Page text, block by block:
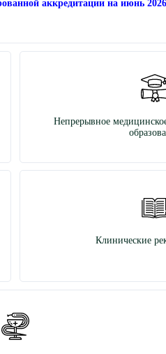
аккредитации на июнь
Непрерывное
Клинические